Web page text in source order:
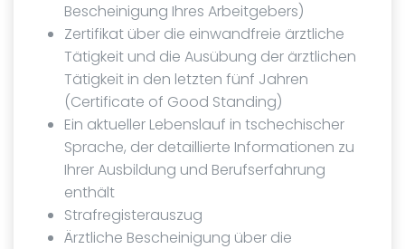
Bescheinigung Ihres Arbeitgebers)
Zertifikat über die einwandfreie ärztliche
Tätigkeit und die Ausübung der ärztlichen
Tätigkeit in den letzten fünf Jahren
(Certificate of Good Standing)
Ein aktueller Lebenslauf in tschechischer
Sprache, der detaillierte Informationen zu
Ihrer Ausbildung und Berufserfahrung
enthält
Strafregisterauszug
Ärztliche Bescheinigung über die